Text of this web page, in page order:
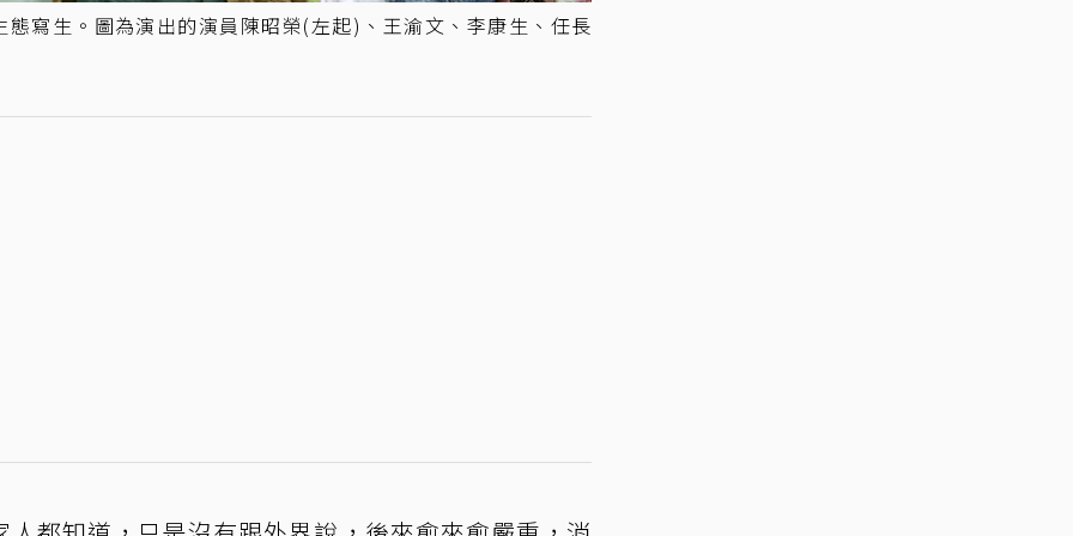
寫生。圖為演出的演員陳昭榮(左起)、王渝文、李康生、任長